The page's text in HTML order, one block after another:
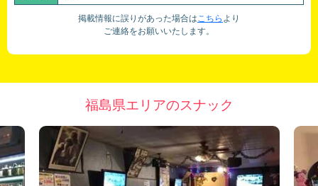
掲載情報に誤りがあった場合はこちら より
ご連絡をお願いいたします。
福島県エリアのスナック